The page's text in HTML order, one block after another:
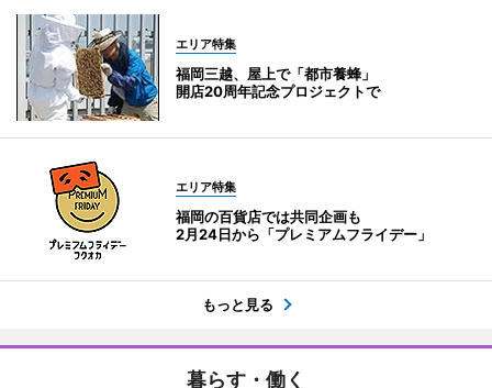
エリア特集
福岡三越、屋上で「都市養蜂」
開店20周年記念プロジェクトで
エリア特集
福岡の百貨店では共同企画も
2月24日から「プレミアムフライデー」
もっと見る
暮らす・働く